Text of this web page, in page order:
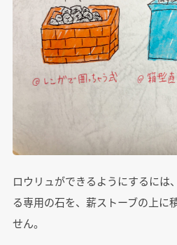
ロウリュができるようにするには
る専用の石を、薪ストーブの上に
せん。